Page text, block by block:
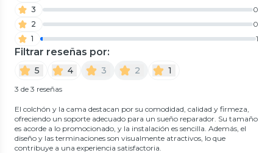
3
0
2
0
1
1
Filtrar reseñas por:
5 4 3 2 1
3 de 3 reseñas
El colchón y la cama destacan por su comodidad, calidad y firmeza,
ofreciendo un soporte adecuado para un sueño reparador. Su tamaño
es acorde a lo promocionado, y la instalación es sencilla. Además, el
diseño y las terminaciones son visualmente atractivos, lo que
contribuye a una experiencia satisfactoria.